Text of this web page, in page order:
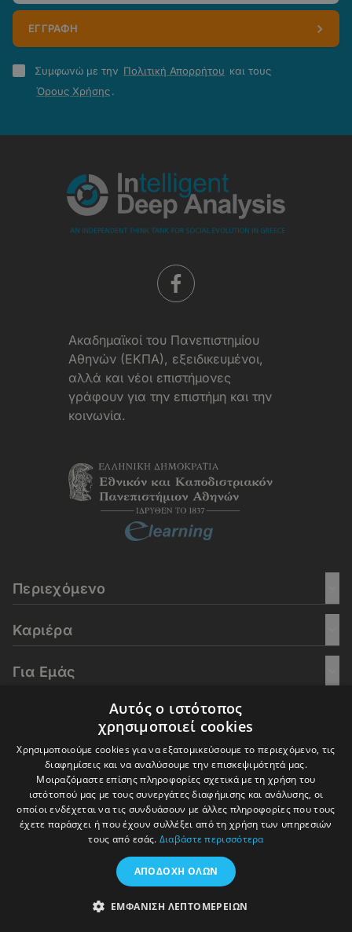
ΕΓΓΡΑΦΗ
Πολιτική
Απορρήτου
Συμφωνώ με την Πολιτική Απορρήτου και τους
Όρους Χρήσης.
Aκαδημαϊκοί του Πανεπιστημίου
Αθηνών (ΕΚΠΑ), εξειδικευμένοι,
αλλά και νέοι επιστήμονες
γράφουν για την επιστήμη και την
κοινωνία.
Περιεχόμενο
Καριέρα
Για Εμάς
E-Learning
© 2016-2026 In Deep Analysis - All rights reserved.
Πολιτική Cookies Πολιτική Απορρήτου
Αυτός ο ιστότοπος
χρησιμοποιεί cookies
Χρησιμοποιούμε cookies για να εξατομικεύσουμε το περιεχόμενο, τις
διαφημίσεις και να αναλύσουμε την επισκεψιμότητά μας.
Μοιραζόμαστε επίσης πληροφορίες σχετικά με τη χρήση του
ιστότοπού μας με τους συνεργάτες διαφήμισης και ανάλυσης, οι
οποίοι ενδέχεται να τις συνδυάσουν με άλλες πληροφορίες που τους
έχετε παράσχει ή που έχουν συλλέξει από τη χρήση των υπηρεσιών
τους από εσάς. Διαβάστε περισσότερα
ΑΠΟΔΟΧΉ ΌΛΩΝ
ΕΜΦΆΝΙΣΗ ΛΕΠΤΟΜΕΡΕΙΏΝ